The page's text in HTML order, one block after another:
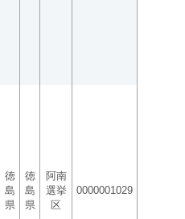
徳
島
県
徳
島
県
阿南
選挙
区
0000001029